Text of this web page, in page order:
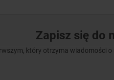
Zapisz się do
który otrzyma wiadomości